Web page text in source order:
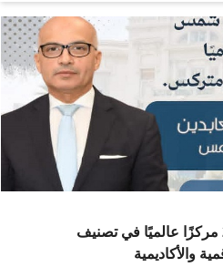
جامعة عين شمس تتقدم 219 مركزًا عالميًا في تصنيف
والأكاديمية